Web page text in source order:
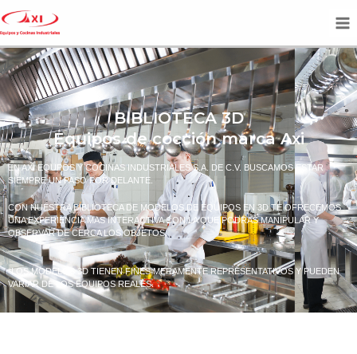
BIBLIOTECA 3D
Equipos de cocción marca Axi
EN AXI EQUPOS Y COCINAS INDUSTRIALES S.A. DE C.V. BUSCAMOS ESTAR
SIEMPRE UN PASO POR DELANTE.
CON NUESTRA BIBLIOTECA DE MODELOS DE EQUIPOS EN 3D TE OFRECEMOS
UNA EXPERIENCIA MAS INTERACTIVA CON LA QUE PODRAS MANIPULAR Y
OBSERVAR DE CERCA LOS OBJETOS.
*LOS MODELOS 3D TIENEN FINES MERAMENTE REPRESENTATIVOS Y PUEDEN
VARIAR DE LOS EQUIPOS REALES.